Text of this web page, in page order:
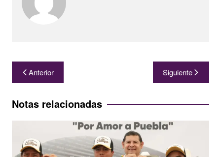
Navegación
de
entradas
Anterior Siguiente
Notas relacionadas